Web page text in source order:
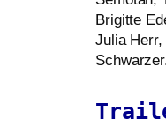
Brigitte
Julia